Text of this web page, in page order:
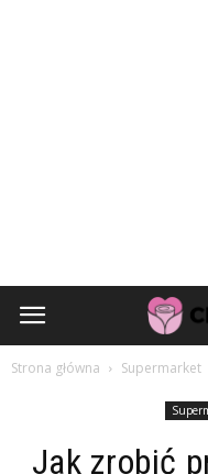
Strona główna Supermarket
Jak zrobić